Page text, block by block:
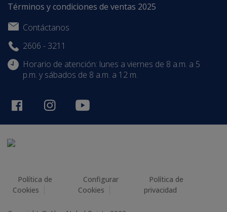
Términos y condiciones de ventas 2025
Contáctanos
2606 - 3211
Horario de atención: lunes a viernes de 8 a.m. a 5
p.m. y sábados de 8 a.m. a 12 m.
Política de
Cookies
Configurar
Cookies
Política de
privacidad